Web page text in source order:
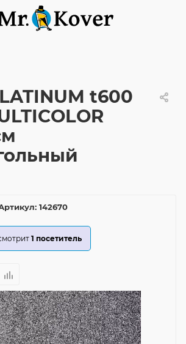
t600
142670
1 посетитель